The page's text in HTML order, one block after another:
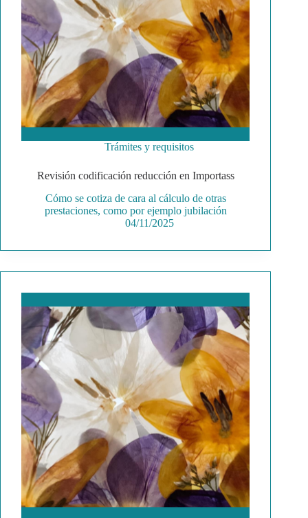
Trámites y requisitos
Revisión codificación reducción en Importass
Cómo se cotiza de cara al cálculo de otras
prestaciones, como por ejemplo jubilación
04/11/2025